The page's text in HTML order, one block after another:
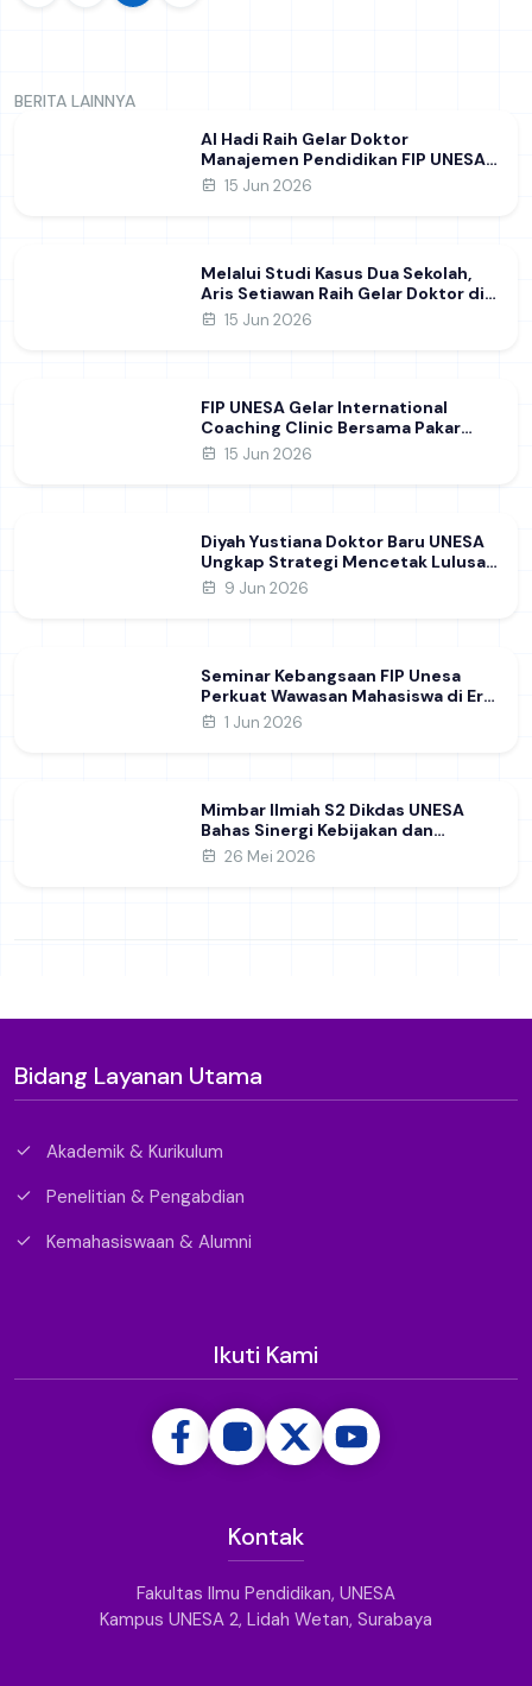
BERITA LAINNYA
Al Hadi Raih Gelar Doktor
Manajemen Pendidikan FIP UNESA
melalui Riset Pembentukan
15 Jun 2026
Melalui Studi Kasus Dua Sekolah,
Aris Setiawan Raih Gelar Doktor di
FIP UNESA Usai Kupas Manajemen
15 Jun 2026
FIP UNESA Gelar International
Coaching Clinic Bersama Pakar
Khon Kaen University Thailand,
15 Jun 2026
Diyah Yustiana Doktor Baru UNESA
Ungkap Strategi Mencetak Lulusan
SMK yang Siap Hadapi Dunia Kerja
9 Jun 2026
Seminar Kebangsaan FIP Unesa
Perkuat Wawasan Mahasiswa di Era
Geopolitik Global&nbsp;
1 Jun 2026
Mimbar Ilmiah S2 Dikdas UNESA
Bahas Sinergi Kebijakan dan
Pendidikan
26 Mei 2026
Bidang Layanan Utama
Akademik & Kurikulum
Penelitian & Pengabdian
Kemahasiswaan & Alumni
Ikuti Kami
Kontak
Fakultas Ilmu Pendidikan, UNESA
Kampus UNESA 2, Lidah Wetan, Surabaya